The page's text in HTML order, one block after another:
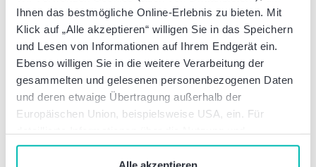
Ihnen das bestmögliche Online-Erlebnis zu bieten. Mit
Klick auf „Alle akzeptieren“ willigen Sie in das Speichern
und Lesen von Informationen auf Ihrem Endgerät ein.
Ebenso willigen Sie in die weitere Verarbeitung der
gesammelten und gelesenen personenbezogenen Daten
und deren etwaige Übertragung außerhalb der
Europäischen Union, beispielsweise USA, ein. Für
Verwaltung von Cookies klicken Sie auf „Details“. Mit
dem Klick auf „Cookies verbieten“ lehnen Sie die